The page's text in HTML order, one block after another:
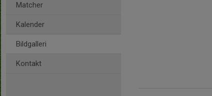
Matcher
Kalender
Bildgalleri
Kontakt